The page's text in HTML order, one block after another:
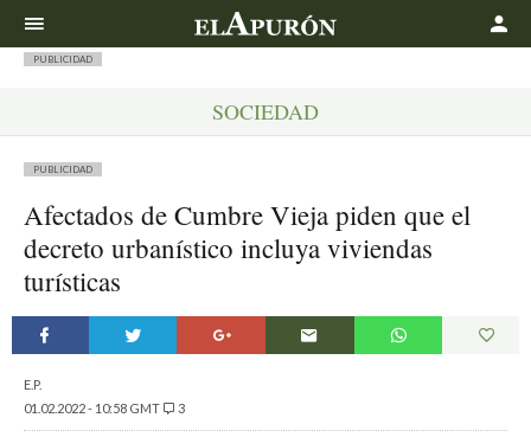
PUBLICIDAD
SOCIEDAD
PUBLICIDAD
Afectados de Cumbre Vieja piden que el
decreto urbanístico incluya viviendas
turísticas
E.P.
01.02.2022 - 10:58 GMT
3